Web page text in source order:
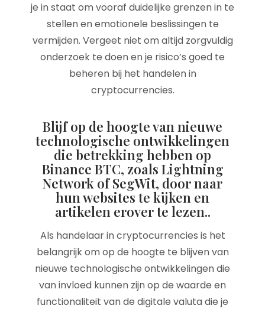
je in staat om vooraf duidelijke grenzen in te
stellen en emotionele beslissingen te
vermijden. Vergeet niet om altijd zorgvuldig
onderzoek te doen en je risico’s goed te
beheren bij het handelen in
cryptocurrencies.
Blijf op de hoogte van nieuwe
technologische ontwikkelingen
die betrekking hebben op
Binance BTC, zoals Lightning
Network of SegWit, door naar
hun websites te kijken en
artikelen erover te lezen..
Als handelaar in cryptocurrencies is het
belangrijk om op de hoogte te blijven van
nieuwe technologische ontwikkelingen die
van invloed kunnen zijn op de waarde en
functionaliteit van de digitale valuta die je